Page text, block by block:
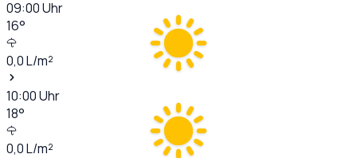
09:00Uhr
16°
0,0L/m²
10:00Uhr
18°
0,0L/m²